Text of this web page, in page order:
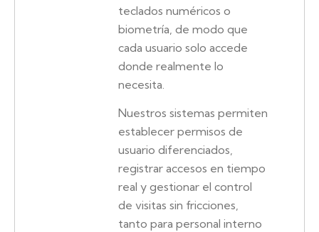
teclados numéricos o
biometría, de modo que
cada usuario solo accede
donde realmente lo
necesita.
Nuestros sistemas permiten
establecer permisos de
usuario diferenciados,
registrar accesos en tiempo
real y gestionar el control
de visitas sin fricciones,
tanto para personal interno